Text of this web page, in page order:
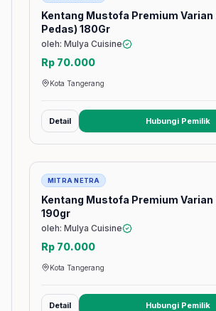
Kentang Mustofa Premium Varian
Pedas) 180Gr
oleh: Mulya Cuisine
Rp 70.000
Kota Tangerang
Detail Hubungi Pemilik
Barang
MITRA NETRA
Kentang Mustofa Premium Varian
190gr
oleh: Mulya Cuisine
Rp 70.000
Kota Tangerang
Detail Hubungi Pemilik